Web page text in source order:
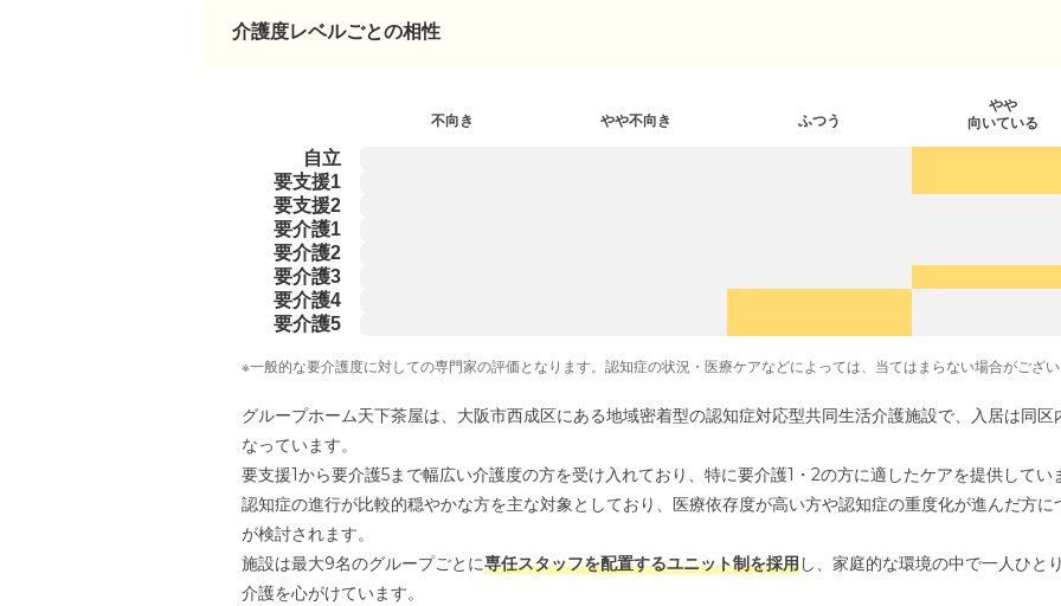
介護度レベルごとの相性
不向き やや不向き ふつう
やや
向いている
自立
要支援1
要支援2
要介護1
要介護2
要介護3
要介護4
要介護5
※一般的な要介護度に対しての専門家の評価となります。認知症の状況・医療ケアなどによっては、当てはまらない場合がござい
グループホーム天下茶屋は、大阪市西成区にある地域密着型の認知症対応型共同生活介護施設で、入居は同区
なっています。
要支援1から要介護5まで幅広い介護度の方を受け入れており、特に要介護1・2の方に適したケアを提供してい
認知症の進行が比較的穏やかな方を主な対象としており、医療依存度が高い方や認知症の重度化が進んだ方
が検討されます。
施設は最大9名のグループごとに専任スタッフを配置するユニット制を採用し、家庭的な環境の中で一人ひと
介護を心がけています。